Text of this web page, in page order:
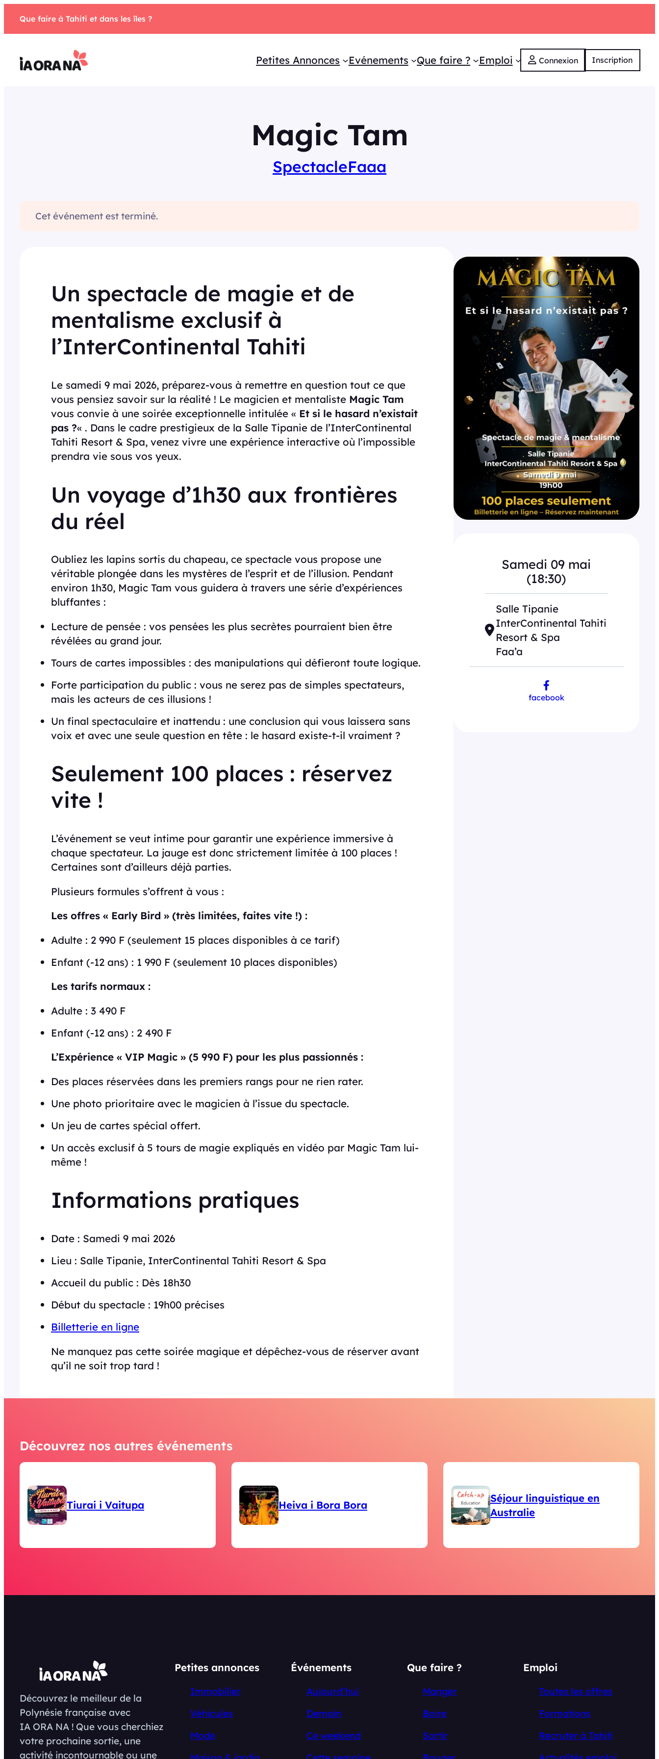
Que faire à Tahiti et dans les îles ?
Petites Annonces Evénements Que faire ? Emploi Connexion Inscription
Magic Tam
SpectacleFaaa
Cet événement est terminé.
Un spectacle de magie et de
mentalisme exclusif à
l’InterContinental Tahiti
Le samedi 9 mai 2026, préparez-vous à remettre en question tout ce que
vous pensiez savoir sur la réalité ! Le magicien et mentaliste Magic Tam
vous convie à une soirée exceptionnelle intitulée « Et si le hasard n’existait
pas ?« . Dans le cadre prestigieux de la Salle Tipanie de l’InterContinental
Tahiti Resort & Spa, venez vivre une expérience interactive où l’impossible
prendra vie sous vos yeux.
Un voyage d’1h30 aux frontières
du réel
Oubliez les lapins sortis du chapeau, ce spectacle vous propose une
véritable plongée dans les mystères de l’esprit et de l’illusion. Pendant
environ 1h30, Magic Tam vous guidera à travers une série d’expériences
bluffantes :
Lecture de pensée : vos pensées les plus secrètes pourraient bien être
révélées au grand jour.
Tours de cartes impossibles : des manipulations qui défieront toute logique.
Forte participation du public : vous ne serez pas de simples spectateurs,
mais les acteurs de ces illusions !
Un final spectaculaire et inattendu : une conclusion qui vous laissera sans
voix et avec une seule question en tête : le hasard existe-t-il vraiment ?
Seulement 100 places : réservez
vite !
L’événement se veut intime pour garantir une expérience immersive à
chaque spectateur. La jauge est donc strictement limitée à 100 places !
Certaines sont d’ailleurs déjà parties.
Plusieurs formules s’offrent à vous :
Les offres « Early Bird » (très limitées, faites vite !) :
Adulte : 2 990 F (seulement 15 places disponibles à ce tarif)
Enfant (-12 ans) : 1 990 F (seulement 10 places disponibles)
Les tarifs normaux :
Adulte : 3 490 F
Enfant (-12 ans) : 2 490 F
L’Expérience « VIP Magic » (5 990 F) pour les plus passionnés :
Des places réservées dans les premiers rangs pour ne rien rater.
Une photo prioritaire avec le magicien à l’issue du spectacle.
Un jeu de cartes spécial offert.
Un accès exclusif à 5 tours de magie expliqués en vidéo par Magic Tam lui-
même !
Informations pratiques
Date : Samedi 9 mai 2026
Lieu : Salle Tipanie, InterContinental Tahiti Resort & Spa
Accueil du public : Dès 18h30
Début du spectacle : 19h00 précises
Billetterie en ligne
Ne manquez pas cette soirée magique et dépêchez-vous de réserver avant
qu’il ne soit trop tard !
Samedi 09 mai
(18:30)
Salle Tipanie
InterContinental Tahiti
Resort & Spa
Faa’a
facebook
Découvrez nos autres événements
Tiurai i Vaitupa Heiva i Bora Bora
Séjour linguistique en
Australie
Découvrez le meilleur de la
Polynésie française avec
IA ORA NA ! Que vous cherchiez
votre prochaine sortie, une
activité incontournable ou une
Petites annonces
Immobilier
Véhicules
Mode
Événements
Aujourd’hui
Demain
Ce weekend
Que faire ?
Manger
Boire
Sortir
Emploi
Toutes les offres
Formations
Recruter à Tahiti